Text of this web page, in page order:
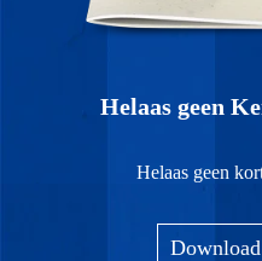
Helaas geen
Helaas geen